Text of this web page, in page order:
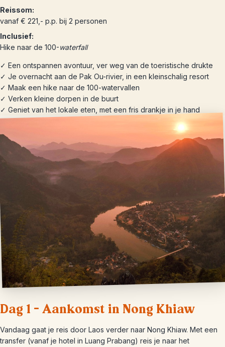
Reissom:
vanaf € 221,- p.p. bij 2 personen
Inclusief:
Hike naar de 100-waterfall
✓ Een ontspannen avontuur, ver weg van de toeristische drukte
✓ Je overnacht aan de Pak Ou-rivier, in een kleinschalig resort
✓ Maak een hike naar de 100-watervallen
✓ Verken kleine dorpen in de buurt
✓ Geniet van het lokale eten, met een fris drankje in je hand
Dag 1 – Aankomst in Nong Khiaw
Vandaag gaat je reis door Laos verder naar Nong Khiaw. Met een
transfer (vanaf je hotel in Luang Prabang) reis je naar het